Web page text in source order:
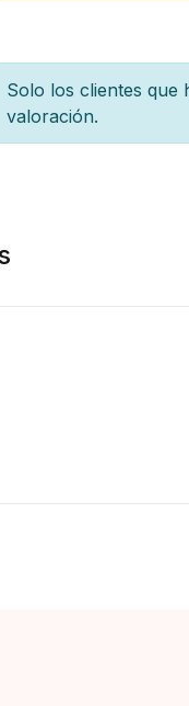
Solo los clientes que
valoración.